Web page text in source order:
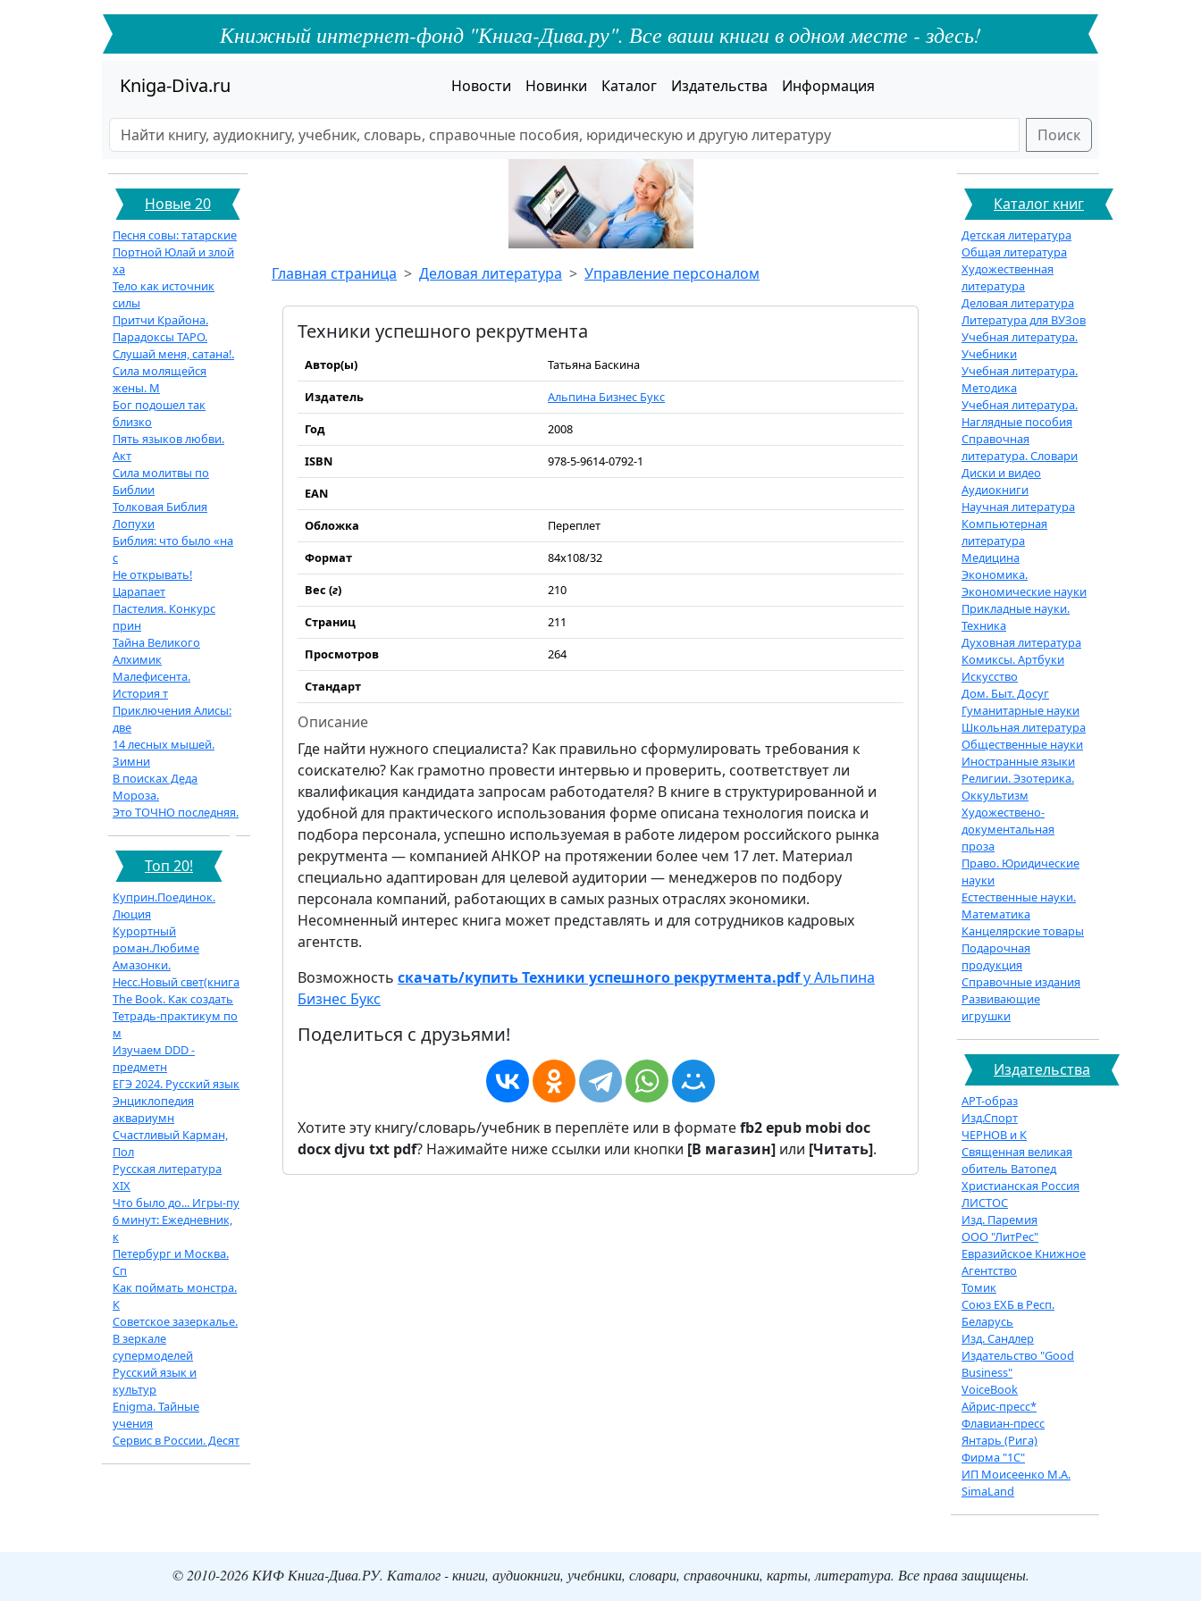
Книжный интернет-фонд "Книга-Дива.ру". Все ваши книги в одном месте - здесь!
Kniga-Diva.ru Новости Новинки Каталог Издательства Информация
Поиск
Новые 20
Песня совы: татарские
Портной Юлай и злой
ха
Тело как источник
силы
Притчи Крайона.
Парадоксы ТАРО.
Слушай меня, сатана!.
Сила молящейся
жены. М
Бог подошел так
близко
Пять языков любви.
Акт
Сила молитвы по
Библии
Толковая Библия
Лопухи
Библия: что было «на
с
Не открывать!
Царапает
Пастелия. Конкурс
прин
Тайна Великого
Алхимик
Малефисента.
История т
Приключения Алисы:
две
14 лесных мышей.
Зимни
В поисках Деда
Мороза.
Это ТОЧНО последняя.
Топ 20!
Куприн.Поединок.
Люция
Курортный
роман.Любиме
Амазонки.
Несс.Новый свет(книга
The Book. Как создать
Тетрадь-практикум по
м
Изучаем DDD -
предметн
ЕГЭ 2024. Русский язык
Энциклопедия
аквариумн
Счастливый Карман,
Пол
Русская литература
XIX
Что было до... Игры-пу
6 минут: Ежедневник,
к
Петербург и Москва.
Сп
Как поймать монстра.
К
Советское зазеркалье.
В зеркале
супермоделей
Русский язык и
культур
Enigma. Тайные
учения
Сервис в России. Десят
Главная страница Деловая литература Управление персоналом
Техники успешного рекрутмента
Автор(ы)
Татьяна Баскина
Издатель
Альпина Бизнес Букс
Год
2008
ISBN
978-5-9614-0792-1
EAN
Обложка
Переплет
Формат
84x108/32
Вес (г)
210
Страниц
211
Просмотров
264
Стандарт
Описание
Где найти нужного специалиста? Как правильно сформулировать требования к
соискателю? Как грамотно провести интервью и проверить, соответствует ли
квалификация кандидата запросам работодателя? В книге в структурированной и
удобной для практического использования форме описана технология поиска и
подбора персонала, успешно используемая в работе лидером российского рынка
рекрутмента — компанией АНКОР на протяжении более чем 17 лет. Материал
специально адаптирован для целевой аудитории — менеджеров по подбору
персонала компаний, работающих в самых разных отраслях экономики.
Несомненный интерес книга может представлять и для сотрудников кадровых
агентств.
Возможность скачать/купить Техники успешного рекрутмента.pdfу Альпина
Бизнес Букс
Поделиться с друзьями!
Хотите эту книгу/словарь/учебник в переплёте или в форматеfb2epub mobi doc
docxdjvu txt pdf? Нажимайте ниже ссылки или кнопки [В магазин] или [Читать].
Каталог книг
Детская литература
Общая литература
Художественная
литература
Деловая литература
Литература для ВУЗов
Учебная литература.
Учебники
Учебная литература.
Методика
Учебная литература.
Наглядные пособия
Справочная
литература. Словари
Диски и видео
Аудиокниги
Научная литература
Компьютерная
литература
Медицина
Экономика.
Экономические науки
Прикладные науки.
Техника
Духовная литература
Комиксы. Артбуки
Искусство
Дом. Быт. Досуг
Гуманитарные науки
Школьная литература
Общественные науки
Иностранные языки
Религии. Эзотерика.
Оккультизм
Художествено-
документальная
проза
Право. Юридические
науки
Естественные науки.
Математика
Канцелярские товары
Подарочная
продукция
Справочные издания
Развивающие
игрушки
Издательства
АРТ-образ
Изд.Спорт
ЧЕРНОВ и К
Священная великая
обитель Ватопед
Христианская Россия
ЛИСТОС
Изд. Паремия
ООО "ЛитРес"
Евразийское Книжное
Агентство
Томик
Союз ЕХБ в Респ.
Беларусь
Изд. Сандлер
Издательство "Good
Business"
VoiceBook
Айрис-пресс*
Флавиан-пресс
Янтарь (Рига)
Фирма "1С"
ИП Моисеенко М.А.
SimaLand
© 2010-2026 КИФ Книга-Дива.РУ. Каталог - книги, аудиокниги, учебники, словари, справочники, карты, литература. Все права защищены.